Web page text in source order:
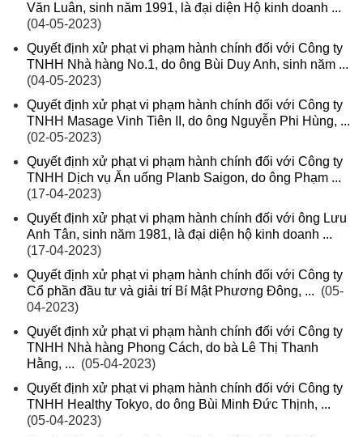
Văn Luân, sinh năm 1991, là đại diện Hộ kinh doanh ...
(04-05-2023)
Quyết định xử phạt vi phạm hành chính đối với Công ty
TNHH Nhà hàng No.1, do ông Bùi Duy Anh, sinh năm ...
(04-05-2023)
Quyết định xử phạt vi phạm hành chính đối với Công ty
TNHH Masage Vinh Tiên II, do ông Nguyễn Phi Hùng, ...
(02-05-2023)
Quyết định xử phạt vi phạm hành chính đối với Công ty
TNHH Dịch vụ Ăn uống Planb Saigon, do ông Phạm ...
(17-04-2023)
Quyết định xử phạt vi phạm hành chính đối với ông Lưu
Anh Tân, sinh năm 1981, là đại diện hộ kinh doanh ...
(17-04-2023)
Quyết định xử phạt vi phạm hành chính đối với Công ty
Cổ phần đầu tư và giải trí Bí Mật Phương Đông, ... (05-
04-2023)
Quyết định xử phạt vi phạm hành chính đối với Công ty
TNHH Nhà hàng Phong Cách, do bà Lê Thị Thanh
Hằng, ... (05-04-2023)
Quyết định xử phạt vi phạm hành chính đối với Công ty
TNHH Healthy Tokyo, do ông Bùi Minh Đức Thịnh, ...
(05-04-2023)